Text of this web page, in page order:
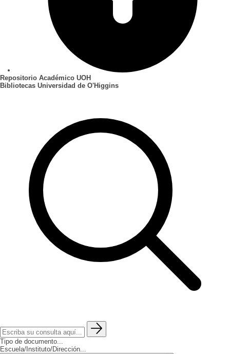
Repositorio Académico UOH
Bibliotecas Universidad de O'Higgins
Tipo de documento...
Escuela/Instituto/Dirección...